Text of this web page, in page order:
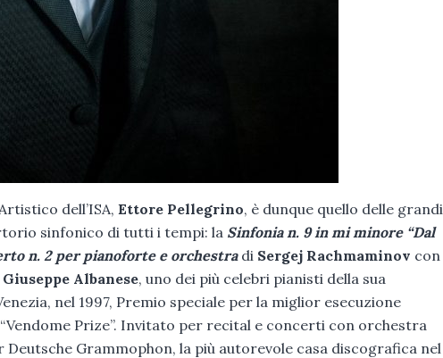
dell’ISA, Ettore Pellegrino, è dunque quello delle grandi
sinfonico di tutti i tempi: la Sinfonia n. 9 in mi minore “Dal
n. 2 per pianoforte e orchestradi Sergej Rachmaminov con
Giuseppe Albanese, uno dei più celebri pianisti della sua
nel 1997, Premio speciale per la miglior esecuzione
Prize”. Invitato per recital e concerti con orchestra
Grammophon, la più autorevole casa discografica nel